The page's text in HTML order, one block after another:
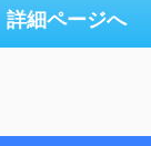
詳細ページへ